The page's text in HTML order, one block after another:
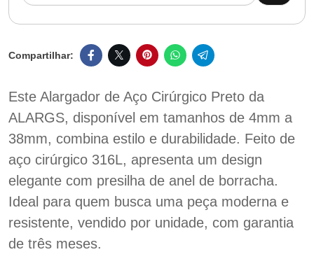
Este Alargador de Aço Cirúrgico Preto da
ALARGS, disponível em tamanhos de 4mm a
38mm, combina estilo e durabilidade. Feito de
aço cirúrgico 316L, apresenta um design
elegante com presilha de anel de borracha.
Ideal para quem busca uma peça moderna e
resistente, vendido por unidade, com garantia
de três meses.